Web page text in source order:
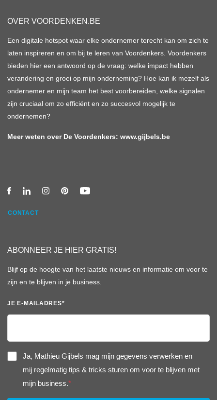
OVER VOORDENKEN.BE
Een digitale hotspot waar elke ondernemer terecht kan om zich te
laten inspireren en om bij te leren van Voordenkers. Voordenkers
bieden hier een antwoord op de vraag: welke impact hebben
verandering en groei op mijn onderneming? Hoe kan ik mezelf als
ondernemer en mijn team het best voorbereiden, welke signalen
zijn cruciaal om zo efficiënt en zo succesvol mogelijk te
ondernemen?
Meer weten over De Voordenkers: www.gijbels.be
CONTACT
ABONNEER JE HIER GRATIS!
Blijf op de hoogte van het laatste nieuws en informatie om voor te
zijn en te blijven in je business.
JE E-MAILADRES*
Ja, Mathieu Gijbels mag mijn gegevens verwerken en
mij regelmatig tips & tricks sturen om voor te blijven met
mijn business.*